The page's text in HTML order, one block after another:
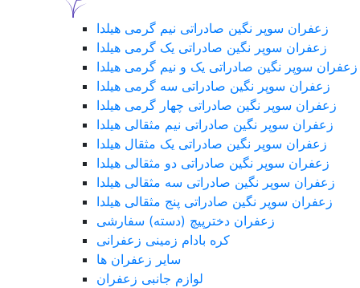
زعفران سوپر نگین صادراتی نیم گرمی هیلدا
زعفران سوپر نگین صادراتی یک گرمی هیلدا
زعفران سوپر نگین صادراتی یک و نیم گرمی هیلدا
زعفران سوپر نگین صادراتی سه گرمی هیلدا
زعفران سوپر نگین صادراتی چهار گرمی هیلدا
زعفران سوپر نگین صادراتی نیم مثقالی هیلدا
زعفران سوپر نگین صادراتی یک مثقال هیلدا
زعفران سوپر نگین صادراتی دو مثقالی هیلدا
زعفران سوپر نگین صادراتی سه مثقالی هیلدا
زعفران سوپر نگین صادراتی پنج مثقالی هیلدا
زعفران دخترپیچ (دسته) سفارشی
کره بادام زمینی زعفرانی
سایر زعفران ها
لوازم جانبی زعفران